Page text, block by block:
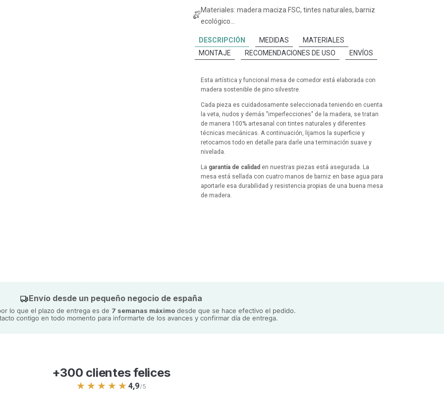
Materiales: madera maciza FSC, tintes naturales, barniz
ecológico...
DESCRIPCIÓN MEDIDAS
MATERIALES
MONTAJE
RECOMENDACIONES DE USO ENVÍOS
Esta artística y funcional mesa de comedor está elaborada con
madera sostenible de pino silvestre.
Cada pieza es cuidadosamente seleccionada teniendo en cuenta
la veta, nudos y demás "imperfecciones" de la madera, se tratan
de manera 100% artesanal con tintes naturales y diferentes
técnicas mecánicas. A continuación, lijamos la superficie y
retocamos todo en detalle para darle una terminación suave y
nivelada.
La garantía de calidad en nuestras piezas está asegurada. La
mesa está sellada con cuatro manos de barniz en base agua para
aportarle esa durabilidad y resistencia propias de una buena mesa
de madera.
serán enviadas en un paquete aparte junto con el tablero, que
presentará en el dorso las marcas donde de forma sencilla se
Envío desde un pequeño negocio de españa
lo que el plazo de entrega es de 7 semanas máximo desde que se hace efectivo el pedido.
contigo en todo momento para informarte de los avances y confirmar día de entrega.
+300 clientes felices
★★★★★ 4,9/5